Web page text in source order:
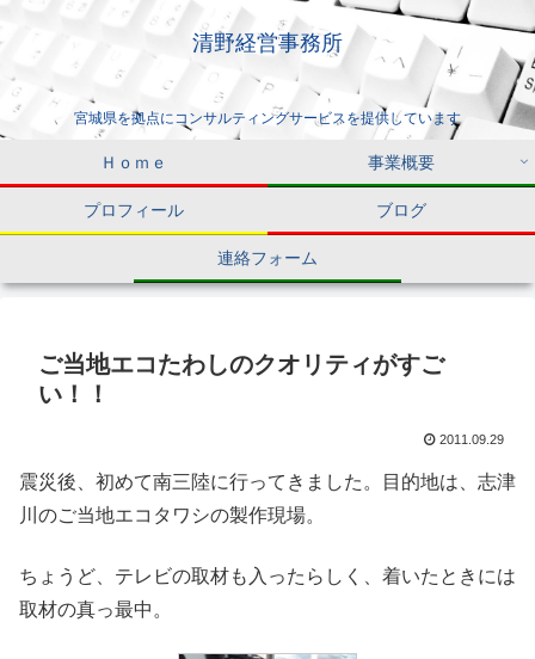
清野経営事務所
宮城県を拠点にコンサルティングサービスを提供しています
Ｈｏｍｅ 事業概要
プロフィール ブログ
連絡フォーム
ご当地エコたわしのクオリティがすご
い！！
2011.09.29
震災後、初めて南三陸に行ってきました。目的地は、志津
川のご当地エコタワシの製作現場。
ちょうど、テレビの取材も入ったらしく、着いたときには
取材の真っ最中。